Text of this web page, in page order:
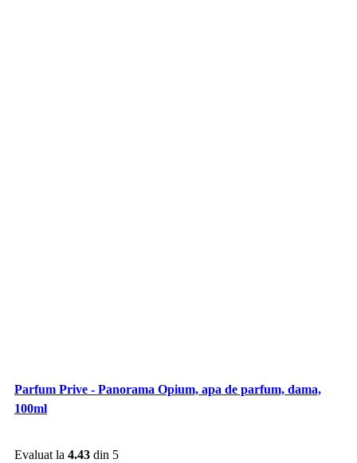
Parfum Prive - Panorama Opium, apa de parfum, dama,
100ml
Evaluat la 4.43 din 5